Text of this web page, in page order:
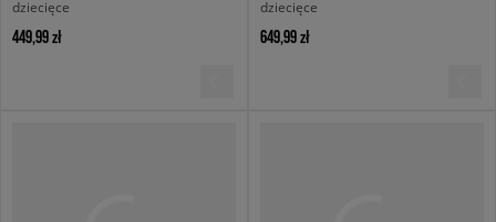
dziecięce
449,99 zł
dziecięce
649,99 zł